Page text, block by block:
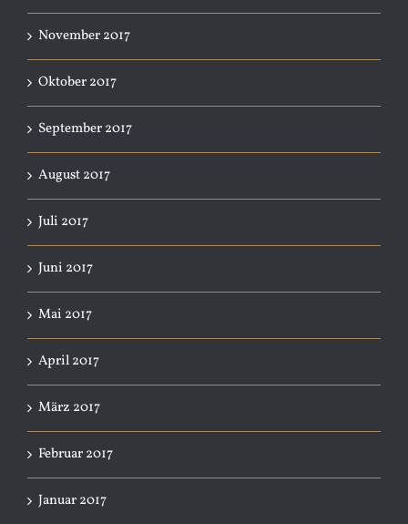
November 2017
Oktober 2017
September 2017
August 2017
Juli 2017
Juni 2017
Mai 2017
April 2017
März 2017
Februar 2017
Januar 2017